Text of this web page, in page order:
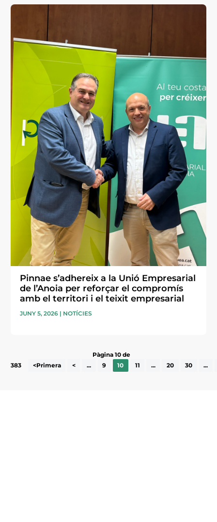
Pinnae s’adhereix a la Unió Empresarial
de l’Anoia per reforçar el compromís
amb el territori i el teixit empresarial
JUNY 5, 2026 | NOTÍCIES
Pàgina 10 de
383
<Primera < ... 9 10 11 ... 20 30 ...